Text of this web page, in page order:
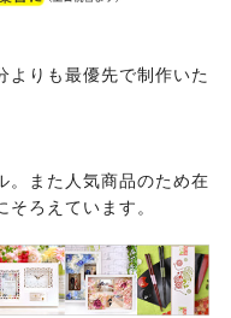
よりも最優先で制作いた
。また人気商品のため在
ろえています。